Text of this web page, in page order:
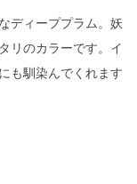
ディーププラム。妖
リのカラーです。イ
も馴染んでくれます